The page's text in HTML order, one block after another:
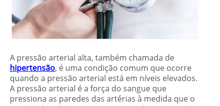
A pressão arterial alta, também chamada de
hipertensão, é uma condição comum que ocorre
quando a pressão arterial está em níveis elevados.
A pressão arterial é a força do sangue que
pressiona as paredes das artérias à medida que o